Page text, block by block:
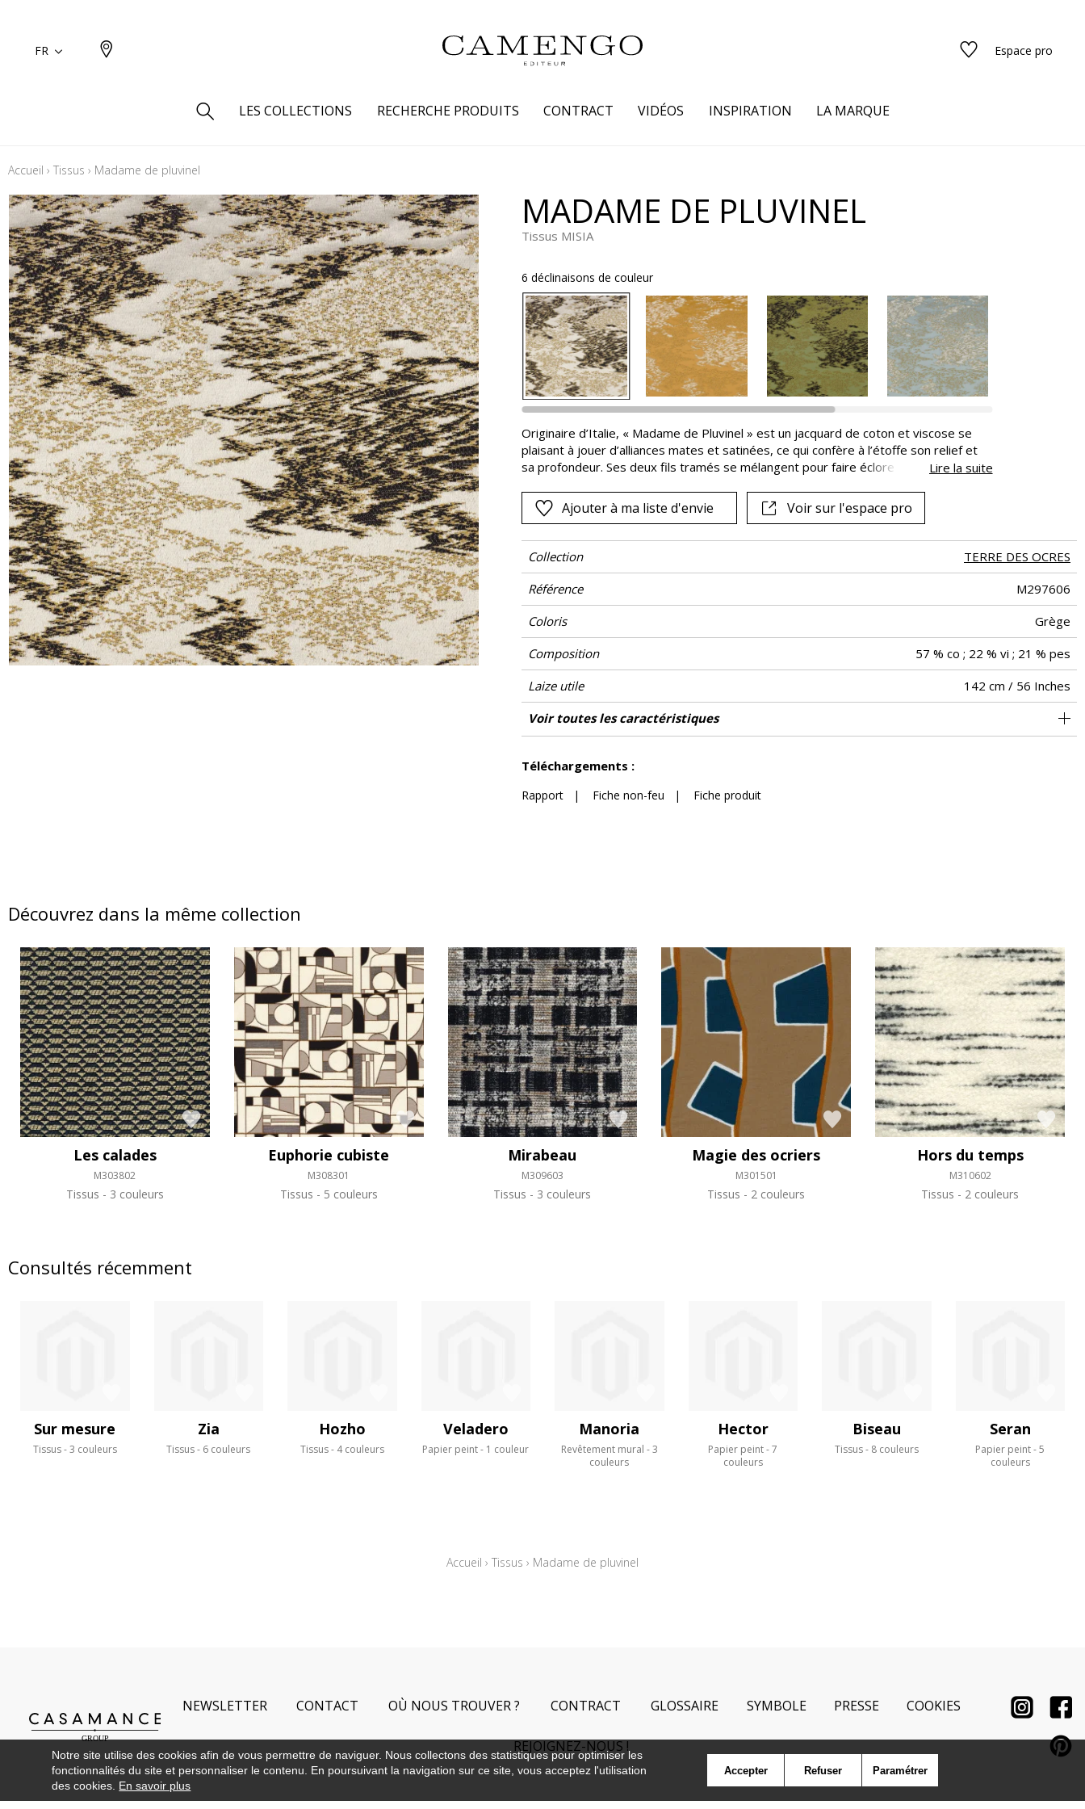
FR Espace pro
LES COLLECTIONS RECHERCHE PRODUITS
Aspect coton
Aspect laine
Aspect lin
Aspect soie
Coton
Inspiration fourrure
Laine
Lin
Polyester
Satin
Taffetas
Velours
Dessins
Faux unis / texture
Beige
Jaune
Marron
Multicouleurs
Noir
Orange
Rose
Rouge
Violet
Voir tous les tissus
CONTRACT VIDÉOS INSPIRATION LA MARQUE
Accueil › Tissus › Madame de pluvinel
MADAME DE PLUVINEL
Tissus MISIA
6 déclinaisons de couleur
Originaire d’Italie, « Madame de Pluvinel » est un jacquard de coton et viscose se
plaisant à jouer d’alliances mates et satinées, ce qui confère à l’étoffe son relief et
sa profondeur. Ses deux fils tramés se mélangent pour faire éclore ce motif micro
Lire la suite
Ajouter à ma liste d'envie Voir sur l'espace pro
Collection
TERRE DES OCRES
Référence
M297606
Coloris
Grège
Composition
57 % co ; 22 % vi ; 21 % pes
Laize utile
142 cm / 56 Inches
Raccord
Raccord droit
Sens De large
Poids g/m² 290
Performance Accoustique aw - 0.15
Usage
Entretien
Pays d'origine Italie
Rapport Horizontal 71 cm / 28 Inches
Rapport Vertical 54 cm / 21 Inches
Voir toutes les caractéristiques
Téléchargements :
Rapport| Fiche non-feu | Fiche produit
Découvrez dans la même collection
Les calades
M303802
Tissus 3 couleurs
Euphorie cubiste
M308301
Tissus 5 couleurs
Mirabeau
M309603
Tissus 3 couleurs
Magie des ocriers
M301501
Tissus 2 couleurs
Hors du temps
M310602
Tissus 2 couleurs
Consultés récemment
Sur mesure
Tissus 3 couleurs
Zia
Tissus 6 couleurs
Hozho
Tissus 4 couleurs
Veladero
Papier peint 1 couleur
Manoria
Revêtement mural
3
couleurs
Hector
Papier peint
7
couleurs
Biseau
Tissus 8 couleurs
Seran
Papier peint
5
couleurs
Accueil › Tissus › Madame de pluvinel
NEWSLETTER CONTACT OÙ NOUS TROUVER ? CONTRACT GLOSSAIRE SYMBOLE PRESSE COOKIES
REJOIGNEZ-NOUS !
Notre site utilise des cookies afin de vous permettre de naviguer. Nous collectons des statistiques pour optimiser les
fonctionnalités du site et personnaliser le contenu. En poursuivant la navigation sur ce site, vous acceptez l'utilisation
des cookies. En savoir plus
Accepter Refuser Paramétrer